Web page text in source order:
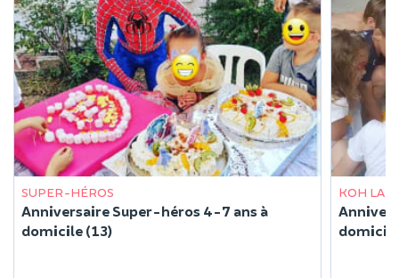
SUPER-HÉROS
Anniversaire Super-héros 4-7 ans à
domicile (13)
KOH